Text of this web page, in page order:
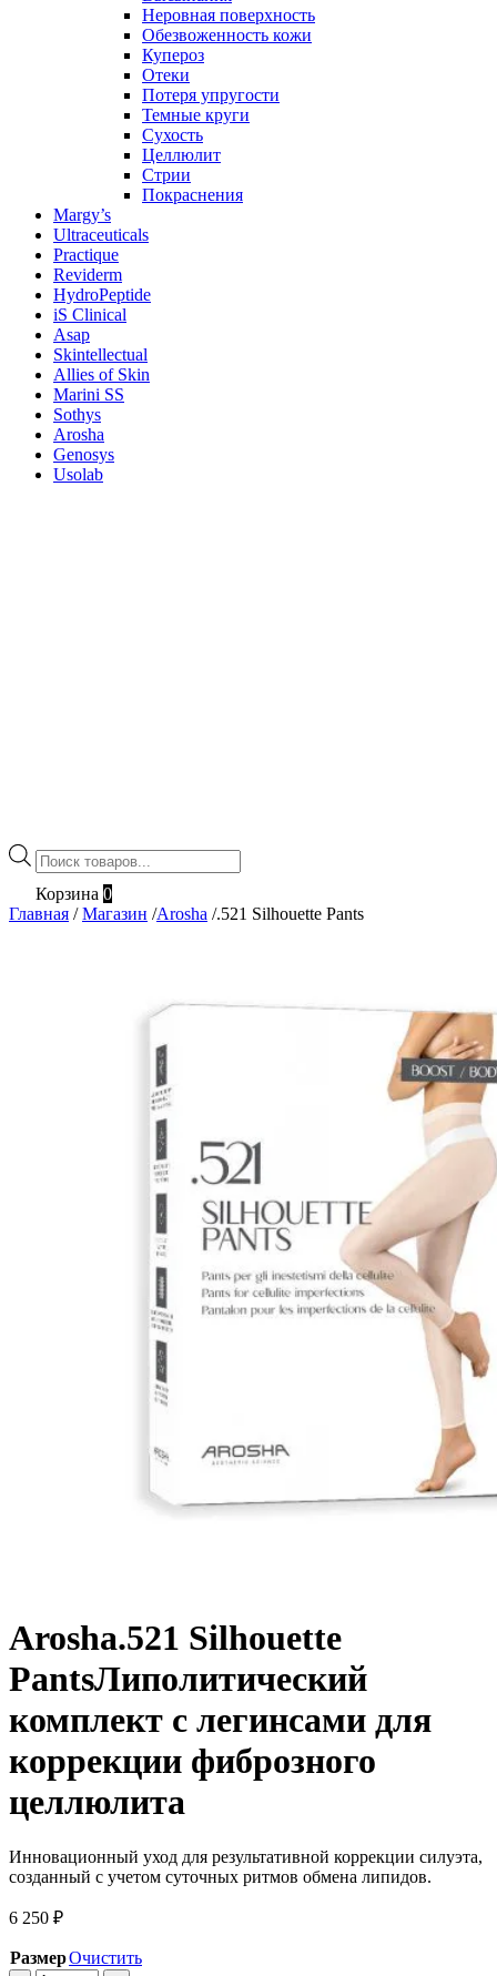
Неровная поверхность
Обезвоженность кожи
Купероз
Отеки
Потеря упругости
Темные круги
Сухость
Целлюлит
Стрии
Покраснения
Margy’s
Ultraceuticals
Practique
Reviderm
HydroPeptide
iS Clinical
Asap
Skintellectual
Allies of Skin
Marini SS
Sothys
Arosha
Genosys
Usolab
Поиск
товаров
Корзина 0
Главная / Магазин /Arosha /.521 Silhouette Pants
Arosha.521 Silhouette
PantsЛиполитический
комплект с легинсами для
коррекции фиброзного
целлюлита
Инновационный уход для результативной коррекции силуэта,
созданный с учетом суточных ритмов обмена липидов.
6 250 ₽
РазмерОчистить